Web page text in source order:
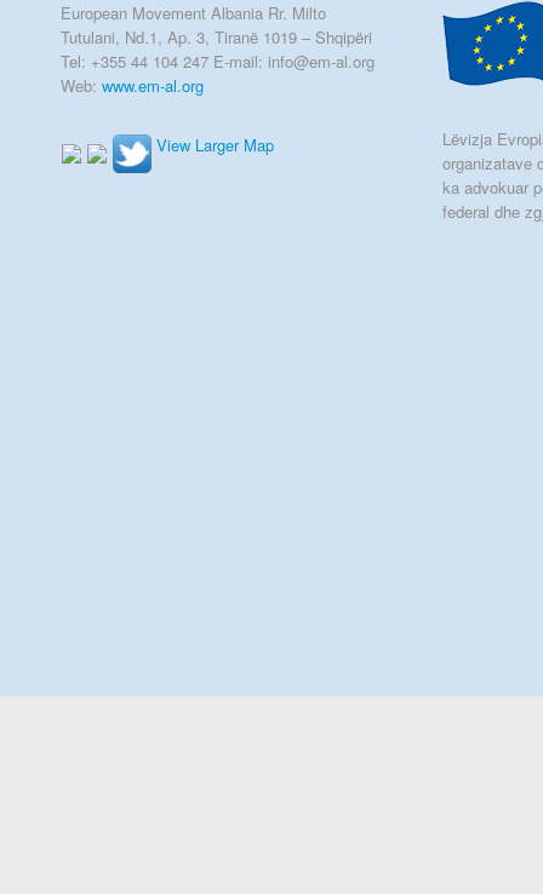
European Movement Albania Rr. Milto
Tutulani, Nd.1, Ap. 3, Tiranë 1019 – Shqipëri
Tel: +355 44 104 247 E-mail: info@em-al.org
Web: www.em-al.org
View Larger Map
Lëvizja
organizatave
ka advokuar
federal dhe